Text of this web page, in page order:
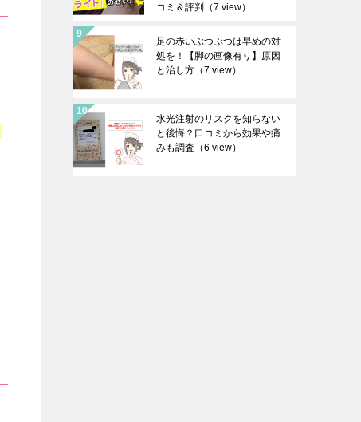
コミ＆評判
（7 view）
足の赤いぶつぶつは早めの対
処を！【脚の画像有り】原因
と治し方 （7 view）
水光注射のリスクを知らない
と後悔？口コミから効果や痛
みも調査 （6 view）